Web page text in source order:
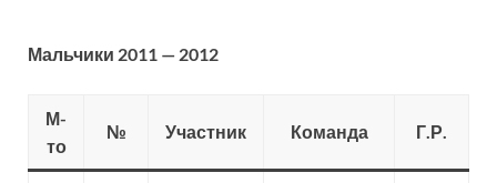
Мальчики 2011 — 2012
М-
то
№ Участник Команда Г.Р.